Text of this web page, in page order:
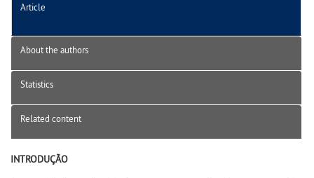
Article
About the authors
Statistics
Related content
INTRODUÇÃO